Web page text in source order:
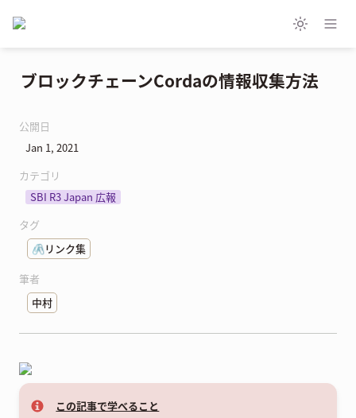
ブロックチェーンCordaの情報収集方法
公開日
Jan 1, 2021
カテゴリ
SBI R3 Japan 広報
タグ
🖇️リンク集
筆者
中村
この記事で学べること